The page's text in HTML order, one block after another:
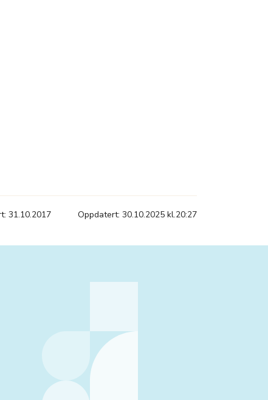
31.10.2017 Oppdatert: 30.10.2025 kl.20:27